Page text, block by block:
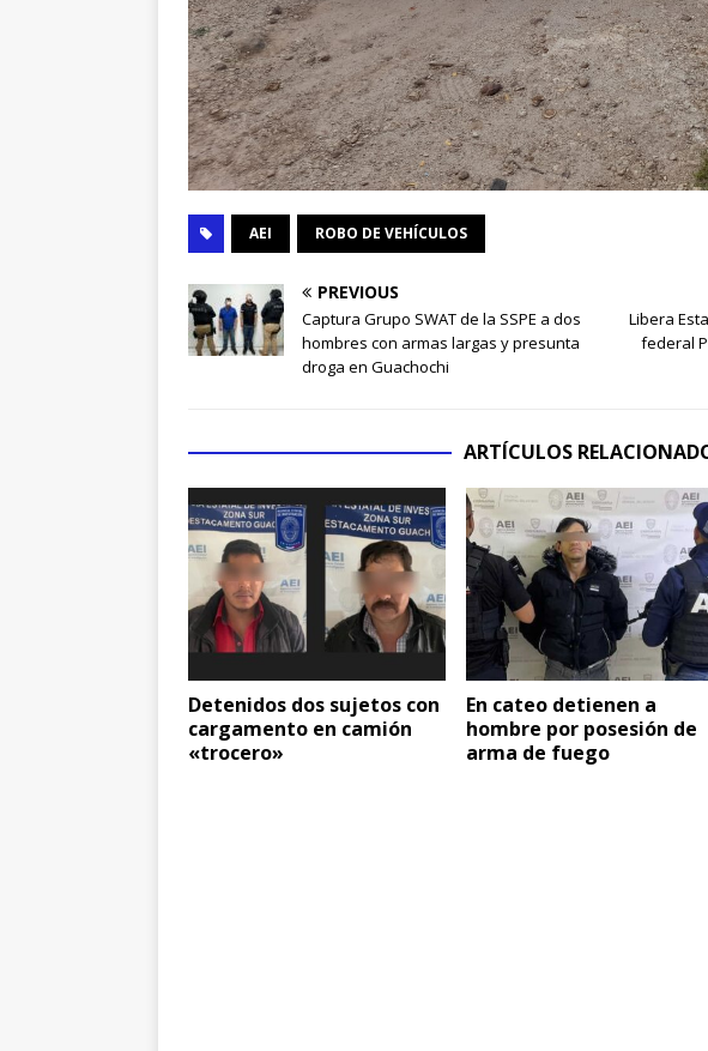
AEI ROBO DE VEHÍCULOS
PREVIOUS
Captura Grupo SWAT de la SSPE a dos
hombres con armas largas y presunta
droga en Guachochi
Libera
federal
ARTÍCULOS
Detenidos dos sujetos con
cargamento en camión
«trocero»
En cateo detienen a
hombre por posesión de
arma de fuego